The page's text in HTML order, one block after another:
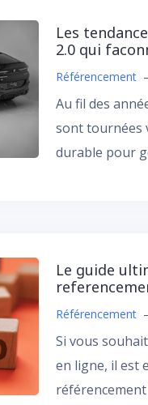
Les
2.0 qui
Référencement –
Au fil des
sont tournées
durable pour
Le guide
Référencement –
Si vous
en ligne, il est